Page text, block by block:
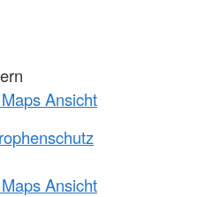
Ansicht
Ansicht